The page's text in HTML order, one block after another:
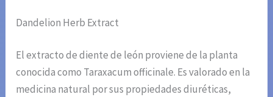
Dandelion Herb Extract
El extracto de diente de león proviene de la planta
conocida como Taraxacum officinale. Es valorado en la
medicina natural por sus propiedades diuréticas,